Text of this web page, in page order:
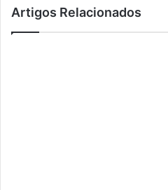
Artigos Relacionados